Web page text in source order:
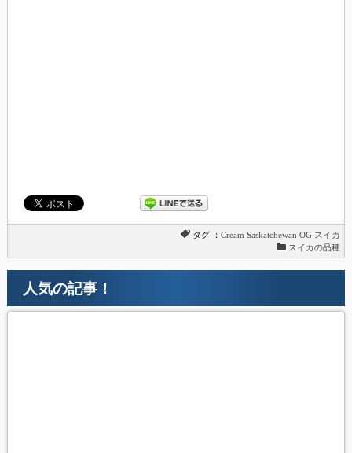
タグ ：Cream Saskatchewan OG スイカ
スイカの品種
人気の記事！